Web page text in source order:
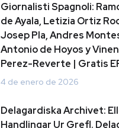
Giornalisti Spagnoli:
de Ayala, Letizia Ortiz
Josep Pla, Andres
Antonio de Hoyos y
Perez-Reverte | Gratis
4 de enero de 2026
Delagardiska Archivet:
Handlingar Ur Grefl.